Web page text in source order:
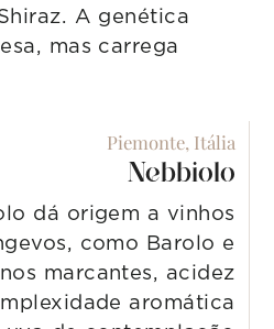
A genética
mas carrega
Piemonte, Itália
Nebbiolo
dá origem a vinhos
como Barolo e
marcantes, acidez
aromática